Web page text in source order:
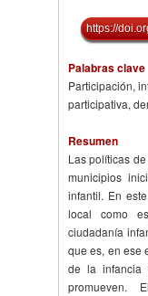
https://
Palabras clave
Participación,
participativa,
Resumen
Las políticas
municipios
infantil. En
local como
ciudadanía
que es, en ese
de la infancia
promueven.